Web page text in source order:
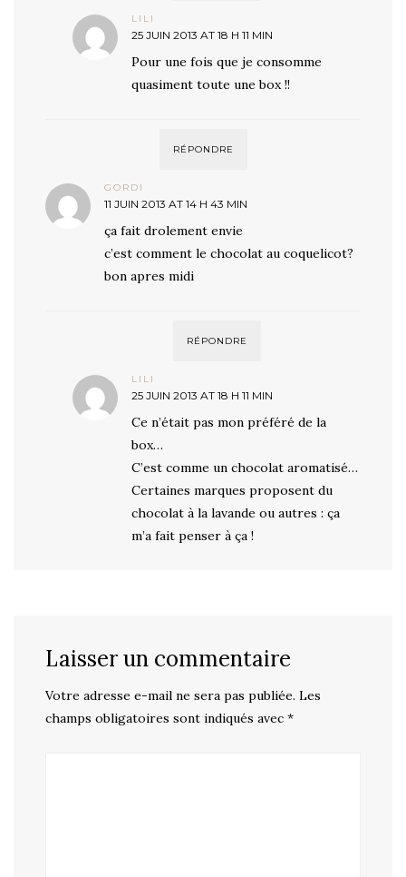
LILI
25 JUIN 2013 AT 18 H 11 MIN
Pour une fois que je consomme
quasiment toute une box !!
RÉPONDRE
GORDI
11 JUIN 2013 AT 14 H 43 MIN
ça fait drolement envie
c’est comment le chocolat au coquelicot?
bon apres midi
RÉPONDRE
LILI
25 JUIN 2013 AT 18 H 11 MIN
Ce n’était pas mon préféré de la
box…
C’est comme un chocolat aromatisé…
Certaines marques proposent du
chocolat à la lavande ou autres : ça
m’a fait penser à ça !
Laisser un commentaire
Votre adresse e-mail ne sera pas publiée. Les
champs obligatoires sont indiqués avec *